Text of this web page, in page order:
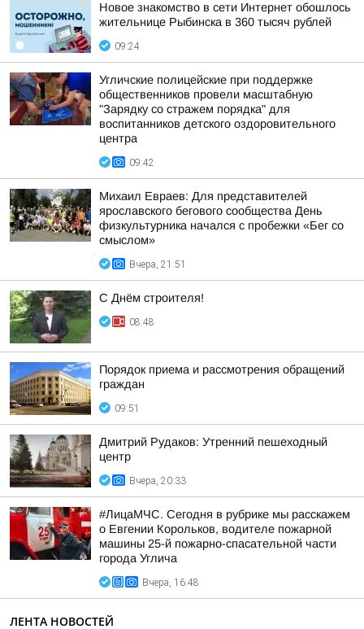
Новое знакомство в сети Интернет обошлось
жительнице Рыбинска в 360 тысяч рублей
09:24
Угличские полицейские при поддержке
общественников провели масштабную
"Зарядку со стражем порядка" для
воспитанников детского оздоровительного
центра
09:42
Михаил Евраев: Для представителей
ярославского бегового сообщества День
физкультурника начался с пробежки «Бег со
смыслом»
Вчера, 21:51
С Днём строителя!
08:48
Порядок приема и рассмотрения обращений
граждан
09:51
Дмитрий Рудаков: Утренний пешеходный
центр
Вчера, 20:33
#ЛицаМЧС. Сегодня в рубрике мы расскажем
о Евгении Корольков, водителе пожарной
машины 25-й пожарно-спасательной части
города Углича
Вчера, 16:48
ЛЕНТА НОВОСТЕЙ